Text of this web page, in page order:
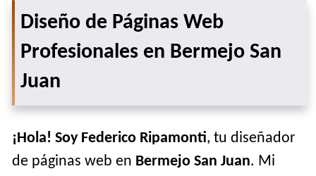
Diseño de Páginas Web
Profesionales en Bermejo San
Juan
¡Hola! Soy Federico Ripamonti, tu diseñador
de páginas web en Bermejo San Juan. Mi